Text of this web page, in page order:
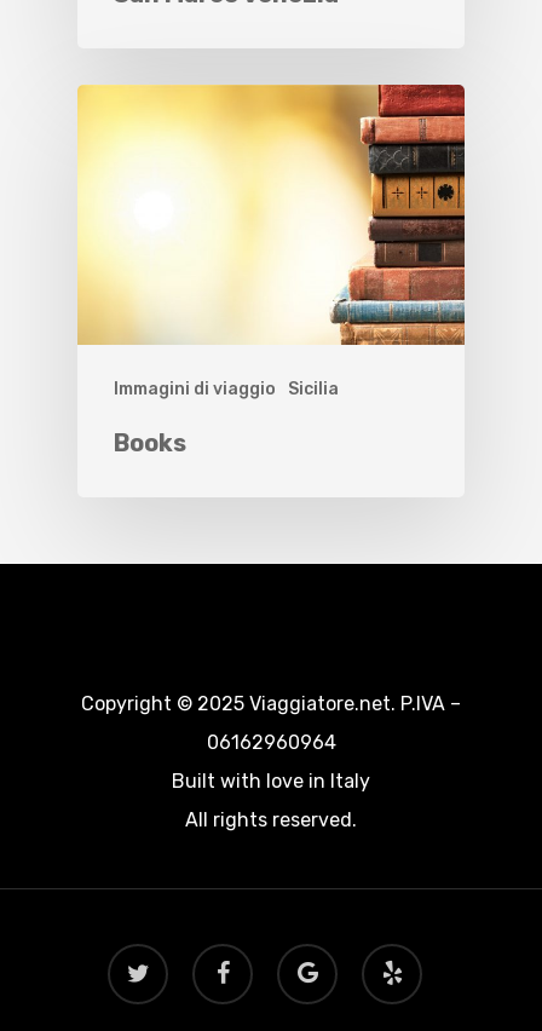
Immagini di viaggio Sicilia
Books
Copyright © 2025 Viaggiatore.net. P.IVA –
06162960964
Built with love in Italy
All rights reserved.
twitter facebook
google-
plus
yelp